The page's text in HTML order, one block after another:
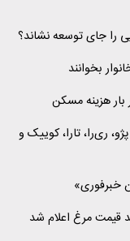
را جای توسعه نشاند؟
بخوانند
بار هزینه مسکن
ری‌را، تارا، کوییک و
خبرفوری»
قیمت مرغ اعلام شد